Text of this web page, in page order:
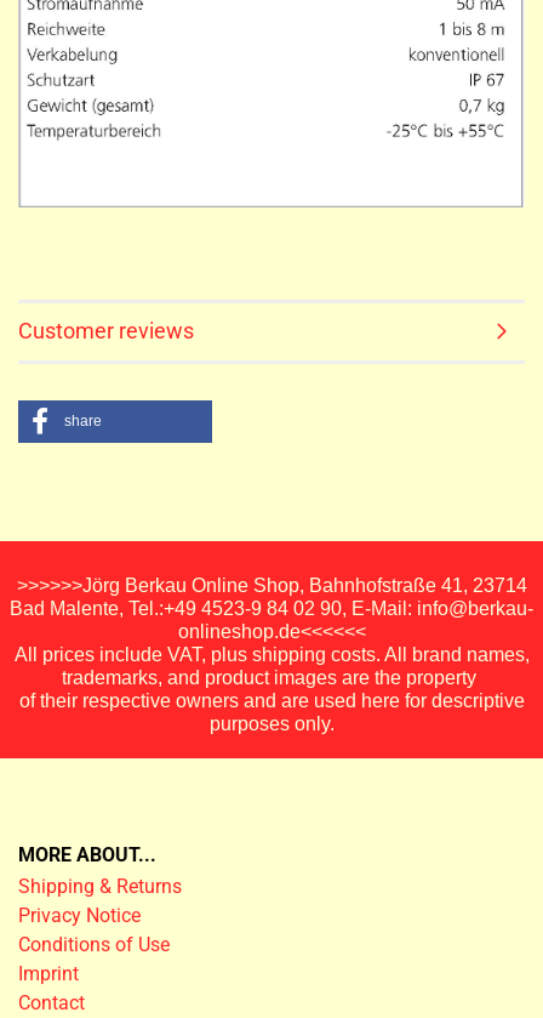
Customer reviews
share
>>>>>>Jörg Berkau Online Shop, Bahnhofstraße 41, 23714
Bad Malente, Tel.:+49 4523-9 84 02 90, E-Mail: info@berkau-
onlineshop.de<<<<<<
All prices include VAT, plus shipping costs. All brand names,
trademarks, and product images are the property
of their respective owners and are used here for descriptive
purposes only.
MORE ABOUT...
Shipping & Returns
Privacy Notice
Conditions of Use
Imprint
Contact